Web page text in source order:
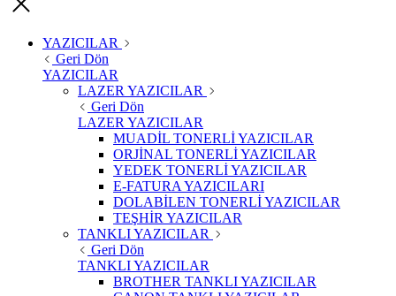
YAZICILAR
Geri Dön
YAZICILAR
LAZER YAZICILAR
Geri Dön
LAZER YAZICILAR
MUADİL TONERLİ YAZICILAR
ORJİNAL TONERLİ YAZICILAR
YEDEK TONERLİ YAZICILAR
E-FATURA YAZICILARI
DOLABİLEN TONERLİ YAZICILAR
TEŞHİR YAZICILAR
TANKLI YAZICILAR
Geri Dön
TANKLI YAZICILAR
BROTHER TANKLI YAZICILAR